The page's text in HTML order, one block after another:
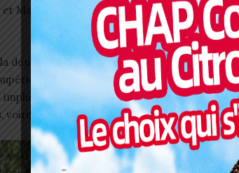
Master dans les établissements publics et
demande des inscriptions au supérieur,
et l’émergence des établissements
directes sur la qualité de
voire sur la reconnaissance des diplômes